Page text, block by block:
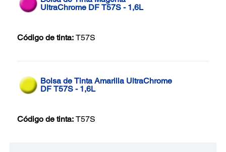
UltraChrome DF T57S - 1,6L
Código de tinta: T57S
Bolsa de Tinta Amarilla UltraChrome
DF T57S - 1,6L
Código de tinta: T57S